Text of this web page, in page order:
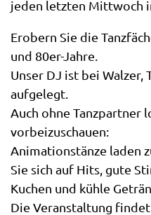
jeden letzten Mittwoch
Erobern Sie die
und 80er-Jahre.
Unser DJ ist bei Walzer,
aufgelegt.
Auch ohne Tanzpartner
vorbeizuschauen:
Animationstänze laden
Sie sich auf Hits, gute
Kuchen und kühle
Die Veranstaltung